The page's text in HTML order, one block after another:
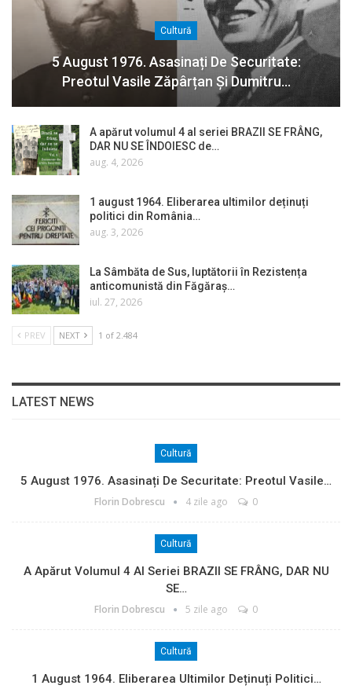
Cultură
5 August 1976. Asasinați De Securitate:
Preotul Vasile Zăpârțan Și Dumitru…
A apărut volumul 4 al seriei BRAZII SE FRÂNG,
DAR NU SE ÎNDOIESC de…
aug. 4, 2026
1 august 1964. Eliberarea ultimilor deținuți
politici din România…
aug. 3, 2026
La Sâmbăta de Sus, luptătorii în Rezistența
anticomunistă din Făgăraș…
iul. 27, 2026
PREV NEXT 1 of 2.484
LATEST NEWS
Cultură
5 August 1976. Asasinați De Securitate: Preotul Vasile…
Florin Dobrescu 4 zile ago 0
Cultură
A Apărut Volumul 4 Al Seriei BRAZII SE FRÂNG, DAR NU
SE…
Florin Dobrescu 5 zile ago 0
Cultură
1 August 1964. Eliberarea Ultimilor Deținuți Politici…